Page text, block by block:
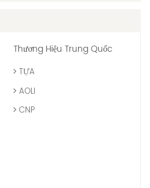
Thương Hiệu Trung Quốc
TỰA
AOLI
CNP